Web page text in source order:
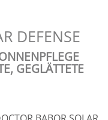
DEFENSE
GEGLÄTTETE